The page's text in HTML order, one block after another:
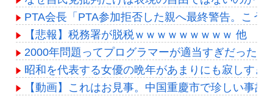
PTA会長「PTA参加拒否した親へ最終警告。こう
【悲報】税務署が脱税ｗｗｗｗｗｗｗｗｗ 他
2000年問題ってプログラマーが適当すぎだっただ
昭和を代表する女優の晩年があまりにも寂しす
【動画】これはお見事。中国重慶市で珍しい事故